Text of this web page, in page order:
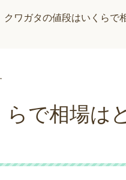
クワガタの値段はいくらで
で相場は